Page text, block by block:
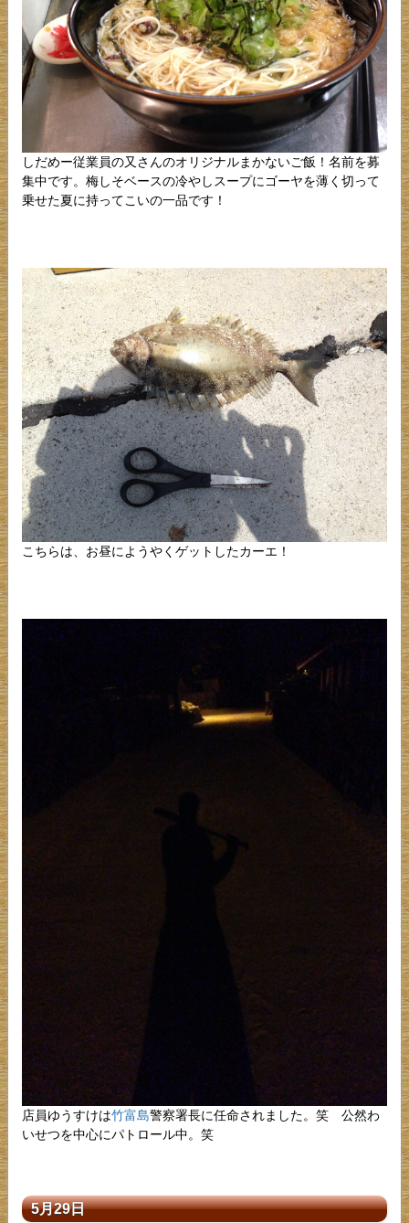
しだめー従業員の又さんのオリジナルまかないご飯！名前を募
集中です。梅しそベースの冷やしスープにゴーヤを薄く切って
乗せた夏に持ってこいの一品です！
こちらは、お昼にようやくゲットしたカーエ！
店員ゆうすけは竹富島警察署長に任命されました。笑 公然わ
いせつを中心にパトロール中。笑
5月29日